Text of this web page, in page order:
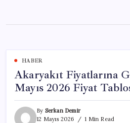
content
HABER
Akaryakıt Fiyatlarına
Mayıs 2026 Fiyat
By Serkan Demir
12 Mayıs 2026
1 Min Read